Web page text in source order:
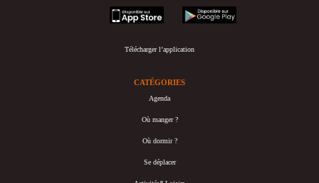
appstore
googleplay
Télécharger l’application
CATÉGORIES
Agenda
Où manger ?
Où dormir ?
Se déplacer